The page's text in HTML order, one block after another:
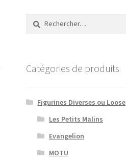
Rechercher :
Catégories de produits
Figurines Diverses ou Loose
Les Petits Malins
Evangelion
MOTU